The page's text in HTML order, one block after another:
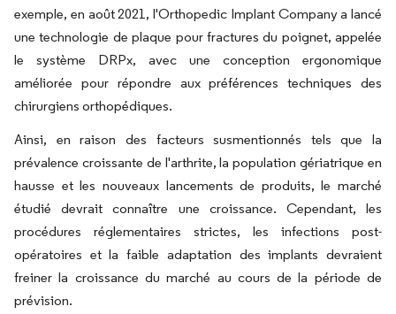
exemple, en août 2021, l'Orthopedic Implant Company a lancé
une technologie de plaque pour fractures du poignet, appelée
le système DRPx, avec une conception ergonomique
améliorée pour répondre aux préférences techniques des
chirurgiens orthopédiques.
Ainsi, en raison des facteurs susmentionnés tels que la
prévalence croissante de l'arthrite, la population gériatrique en
hausse et les nouveaux lancements de produits, le marché
étudié devrait connaître une croissance. Cependant, les
procédures réglementaires strictes, les infections post-
opératoires et la faible adaptation des implants devraient
freiner la croissance du marché au cours de la période de
prévision.